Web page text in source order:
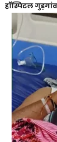
हॉस्पिटल